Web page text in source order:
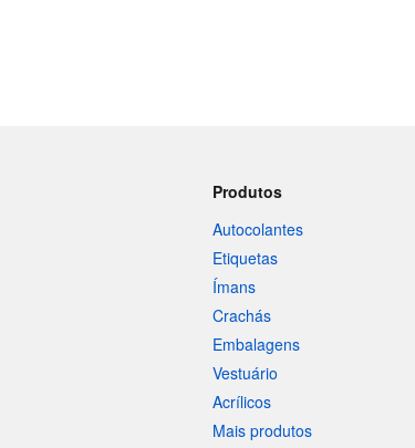
Produtos
Autocolantes
Etiquetas
Ímans
Crachás
Embalagens
Vestuário
Acrílicos
Mais produtos